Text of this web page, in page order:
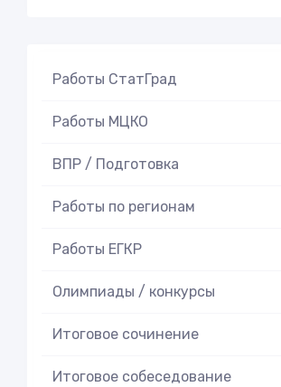
Работы СтатГрад
Работы МЦКО
ВПР / Подготовка
Работы по регионам
Работы ЕГКР
Олимпиады / конкурсы
Итоговое cочинение
Итоговое cобеседование